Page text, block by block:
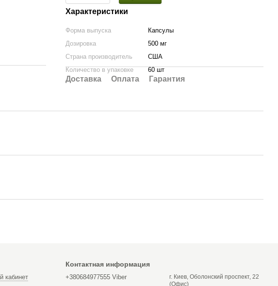
Характеристики
Форма выпуска
Капсулы
Дозировка
500 мг
Страна производитель
США
Количество в упаковке
60 шт
Доставка Оплата Гарантия
кабинет
Контактная информация
+380684977555 Viber
г. Киев, Оболонский проспект, 22
(Офис)